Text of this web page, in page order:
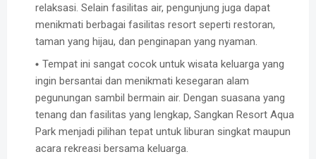
relaksasi. Selain fasilitas air, pengunjung juga dapat
menikmati berbagai fasilitas resort seperti restoran,
taman yang hijau, dan penginapan yang nyaman.
Tempat ini sangat cocok untuk wisata keluarga yang
ingin bersantai dan menikmati kesegaran alam
pegunungan sambil bermain air. Dengan suasana yang
tenang dan fasilitas yang lengkap, Sangkan Resort Aqua
Park menjadi pilihan tepat untuk liburan singkat maupun
acara rekreasi bersama keluarga.